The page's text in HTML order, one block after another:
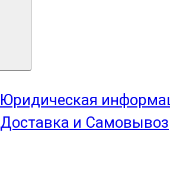
Юридическая
Доставка и Самовывоз